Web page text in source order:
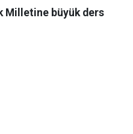
Milletine büyük ders